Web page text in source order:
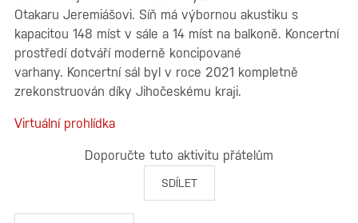
Otakaru Jeremiášovi. Síň má výbornou akustiku s
kapacitou 148 míst v sále a 14 míst na balkoně. Koncertní
prostředí dotváří moderně koncipované
varhany. Koncertní sál byl v roce 2021 kompletně
zrekonstruován díky Jihočeskému kraji.
Virtuální prohlídka
Doporučte tuto aktivitu přátelům
SDÍLET